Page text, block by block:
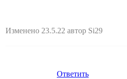
Изменено 23.5.22 автор Si29
Ответить